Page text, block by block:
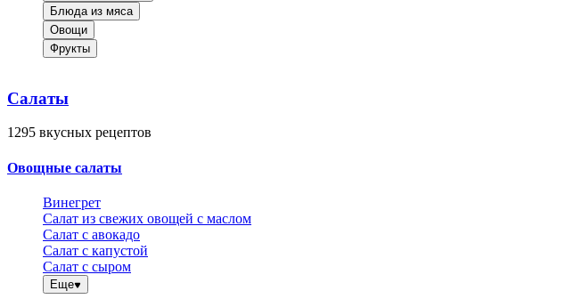
Блюда из мяса
Овощи
Фрукты
Салаты
1295 вкусных рецептов
Овощные салаты
Винегрет
Салат из свежих овощей с маслом
Салат с авокадо
Салат с капустой
Салат с сыром
Еще